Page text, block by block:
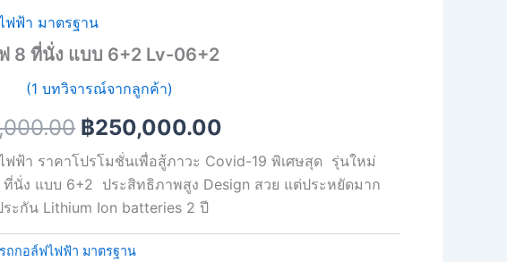
ฟฟ้า มาตรฐาน
8 ที่นั่ง แบบ 6+2 Lv-06+2
(1 บทวิจารณ์จากลูกค้า)
was:
฿280,000.00.
฿250,000.00
ฟฟ้า ราคาโปรโมชั่นเพื่อสู้ภาวะ Covid-19 พิเศษสุด รุ่นใหม่
นั่ง แบบ 6+2 ประสิทธิภาพสูง Design สวย แต่ประหยัดมาก
ะกัน Lithium Ion batteries 2 ปี
รถกอล์ฟไฟฟ้า มาตรฐาน